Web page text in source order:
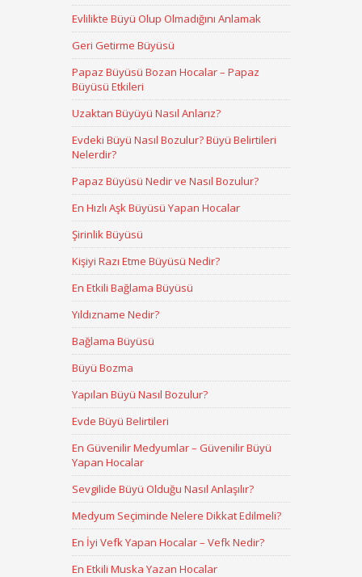
Evlilikte Büyü Olup Olmadığını Anlamak
Geri Getirme Büyüsü
Papaz Büyüsü Bozan Hocalar – Papaz
Büyüsü Etkileri
Uzaktan Büyüyü Nasıl Anlarız?
Evdeki Büyü Nasıl Bozulur? Büyü Belirtileri
Nelerdir?
Papaz Büyüsü Nedir ve Nasıl Bozulur?
En Hızlı Aşk Büyüsü Yapan Hocalar
Şirinlik Büyüsü
Kişiyi Razı Etme Büyüsü Nedir?
En Etkili Bağlama Büyüsü
Yıldızname Nedir?
Bağlama Büyüsü
Büyü Bozma
Yapılan Büyü Nasıl Bozulur?
Evde Büyü Belirtileri
En Güvenilir Medyumlar – Güvenilir Büyü
Yapan Hocalar
Sevgilide Büyü Olduğu Nasıl Anlaşılır?
Medyum Seçiminde Nelere Dikkat Edilmeli?
En İyi Vefk Yapan Hocalar – Vefk Nedir?
En Etkili Muska Yazan Hocalar